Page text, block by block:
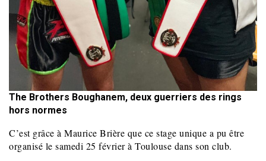
The Brothers Boughanem, deux guerriers des rings
hors normes
C’est grâce à Maurice Brière que ce stage unique a pu être
organisé le samedi 25 février à Toulouse dans son club.